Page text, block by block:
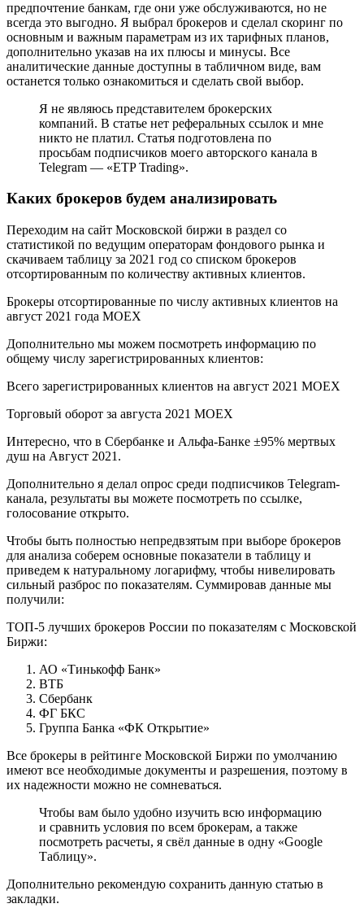
предпочтение банкам, где они уже обслуживаются, но не
всегда это выгодно. Я выбрал брокеров и сделал скоринг по
основным и важным параметрам из их тарифных планов,
дополнительно указав на их плюсы и минусы. Все
аналитические данные доступны в табличном виде, вам
останется только ознакомиться и сделать свой выбор.
Я не являюсь представителем брокерских
компаний. В статье нет реферальных ссылок и мне
никто не платил. Статья подготовлена по
просьбам подписчиков моего авторского канала в
Telegram — «ETP Trading».
Каких брокеров будем анализировать
Переходим на сайт Московской биржи в раздел со
статистикой по ведущим операторам фондового рынка и
скачиваем таблицу за 2021 год со списком брокеров
отсортированным по количеству активных клиентов.
Брокеры отсортированные по числу активных клиентов на
август 2021 года MOEX
Дополнительно мы можем посмотреть информацию по
общему числу зарегистрированных клиентов:
Всего зарегистрированных клиентов на август 2021 MOEX
Торговый оборот за августа 2021 MOEX
Интересно, что в Сбербанке и Альфа-Банке ±95% мертвых
душ на Август 2021.
Дополнительно я делал опрос среди подписчиков Telegram-
канала, результаты вы можете посмотреть по ссылке,
голосование открыто.
Чтобы быть полностью непредвзятым при выборе брокеров
для анализа соберем основные показатели в таблицу и
приведем к натуральному логарифму, чтобы нивелировать
сильный разброс по показателям. Суммировав данные мы
получили:
ТОП-5 лучших брокеров России по показателям с Московской
Биржи:
АО «Тинькофф Банк»
ВТБ
Сбербанк
ФГ БКС
Группа Банка «ФК Открытие»
Все брокеры в рейтинге Московской Биржи по умолчанию
имеют все необходимые документы и разрешения, поэтому в
их надежности можно не сомневаться.
Чтобы вам было удобно изучить всю информацию
и сравнить условия по всем брокерам, а также
посмотреть расчеты, я свёл данные в одну «Google
Таблицу».
Дополнительно рекомендую сохранить данную статью в
закладки.